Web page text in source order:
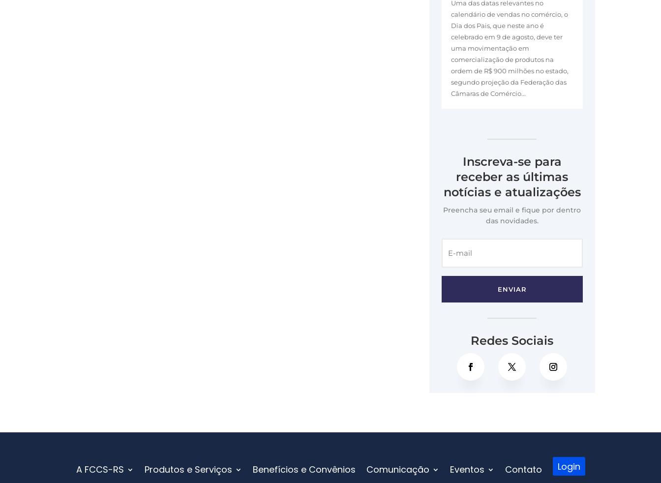
Uma das datas relevantes no
calendário de vendas no comércio, o
Dia dos Pais, que neste ano é
celebrado em 9 de agosto, deve ter
uma movimentação em
comercialização de produtos na
ordem de R$ 900 milhões no estado,
segundo projeção da Federação das
Câmaras de Comércio...
Inscreva-se para
receber as últimas
notícias e atualizações
Preencha seu email e fique por dentro
das novidades.
ENVIAR
Redes Sociais
A FCCS-RS Produtos e Serviços Benefícios e Convênios Comunicação Eventos Contato Login